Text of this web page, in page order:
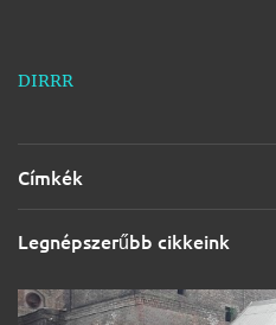
DIRRR
Címkék
Legnépszerűbb cikkeink